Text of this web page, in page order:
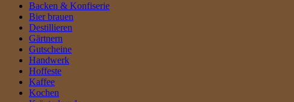
Backen & Konfiserie
Bier brauen
Destillieren
Gärtnern
Gutscheine
Handwerk
Hoffeste
Kaffee
Kochen